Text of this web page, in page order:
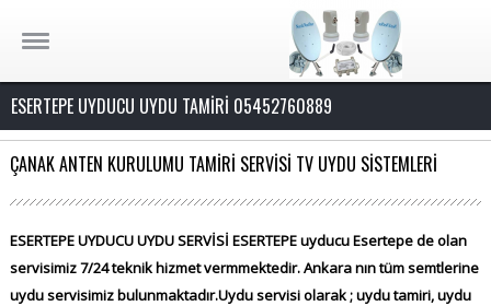
ESERTEPE UYDUCU UYDU TAMİRİ 05452760889
ÇANAK ANTEN KURULUMU TAMİRİ SERVİSİ TV UYDU SİSTEMLERİ
ESERTEPE UYDUCU UYDU SERVİSİ ESERTEPEuyducu Esertepe de olan
servisimiz 7/24 teknik hizmet vermmektedir. Ankara nın tüm semtlerine
uydu servisimiz bulunmaktadır.Uydu servisi olarak ; uydu tamiri, uydu